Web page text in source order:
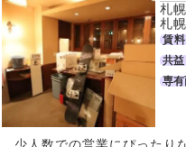
札
札
賃料
共
専
少人数での営業にぴったり